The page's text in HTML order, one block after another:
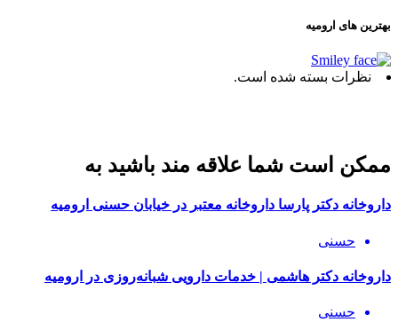
بهترین های ارومیه
نظرات بسته شده است.
ممکن است شما علاقه مند باشید به
داروخانه دکتر پارسا داروخانه معتبر در خیابان حسنی ارومیه
حسنی
داروخانه دکتر هاشمی | خدمات دارویی شبانه‌روزی در ارومیه
حسنی